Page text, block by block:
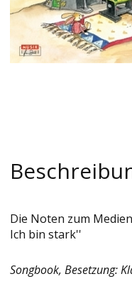
Die Noten zum
Ich bin stark''
Songbook, Besetzung: